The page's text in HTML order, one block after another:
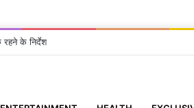
रहने के निर्देश